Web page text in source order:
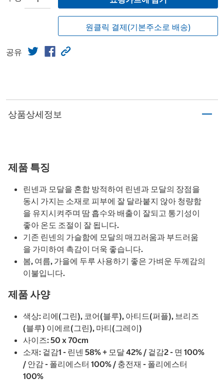
원클릭 결제(기본주소로 배송)
공유
상품상세정보
제품 특징
린넨과 모달을 혼합 방적하여 린넨과 모달의 장점을
동시 가지는 소재로 피부에 잘 달라붙지 않아 청량함
을 유지시켜주며 땀 흡수와 배출이 잘되고 통기성이
좋아 온도 조절이 잘 됩니다.
기존 린넨의 가슬함에 모달의 매끄러움과 부드러움
을 가미하여 촉감이 더욱 좋습니다.
봄, 여름, 가을에 두루 사용하기 좋은 가벼운 두께감의
이불입니다.
제품 사양
색상: 리에(그린), 코어(블루), 아티드(퍼플), 브리즈
(블루) 이에르(그린), 마티(그레이)
사이즈: 50 x 70cm
소재: 겉감1 - 린넨 58% + 모달 42% / 겉감2 - 면 100%
/ 안감 - 폴리에스터 100% / 충전재 - 폴리에스터
100%